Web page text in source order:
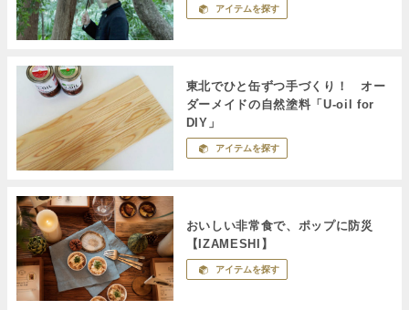
アイテムを探す
東北でひと缶ずつ手づくり！ オー
ダーメイドの自然塗料「U-oil for
DIY」
アイテムを探す
おいしい非常食で、ポップに防災
【IZAMESHI】
アイテムを探す